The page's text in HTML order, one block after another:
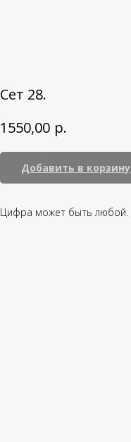
Сет 28.
1550,00 р.
Добавить в корзину
Цифра может быть любой.